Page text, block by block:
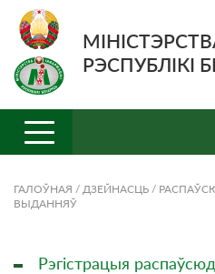
РЭСПУБЛІКІ
ГАЛОЎНАЯ / ДЗЕЙНАСЦЬ /
ВЫДАННЯЎ
Рэгістрацыя